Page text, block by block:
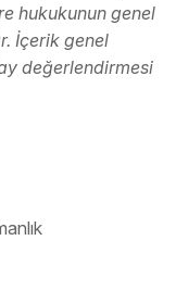
hukukunun genel
İçerik genel
değerlendirmesi